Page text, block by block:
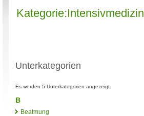
Kategorie:Intensivmedizin
Unterkategorien
Es werden 5 Unterkategorien angezeigt.
B
Beatmung